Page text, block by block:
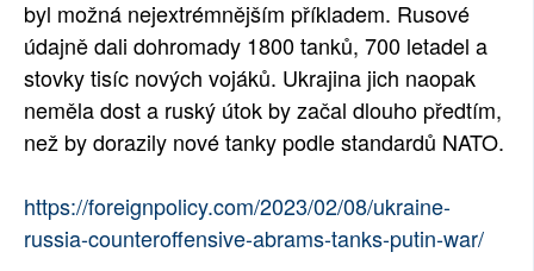
byl možná nejextrémnějším příkladem. Rusové
údajně dali dohromady 1800 tanků, 700 letadel a
stovky tisíc nových vojáků. Ukrajina jich naopak
neměla dost a ruský útok by začal dlouho předtím,
než by dorazily nové tanky podle standardů NATO.
https://foreignpolicy.com/2023/02/08/ukraine-
russia-counteroffensive-abrams-tanks-putin-war/